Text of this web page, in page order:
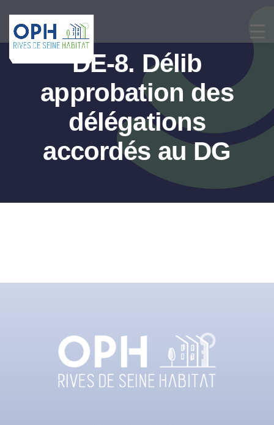
contenu
DE-8. Délib
approbation des
délégations
accordés au DG